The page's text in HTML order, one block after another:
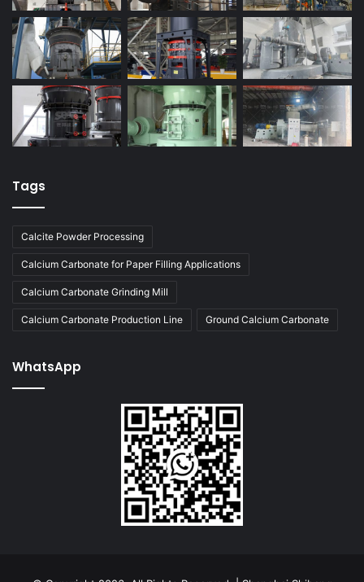
Tags
Calcite Powder Processing
Calcium Carbonate for Paper Filling Applications
Calcium Carbonate Grinding Mill
Calcium Carbonate Production Line Ground Calcium Carbonate
WhatsApp